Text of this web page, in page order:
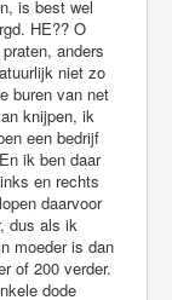
is best wel
HE?? O
anders
niet zo
buren van net
knijpen, ik
een bedrijf
ik ben daar
en rechts
daarvoor
dus als ik
moeder is dan
of 200 verder.
dode